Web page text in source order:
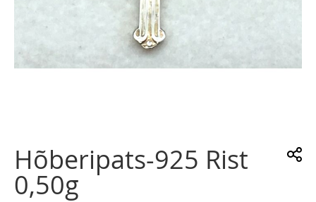
beginning
of
the
images
Hõberipats-925 Rist
0,50g